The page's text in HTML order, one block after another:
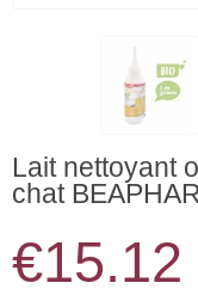
Lait nettoyant
chat BEAPHAR
€15.12